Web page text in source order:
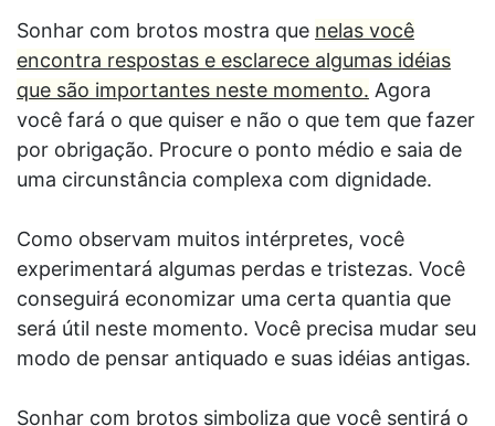
Sonhar com brotos mostra que nelas você
encontra respostas e esclarece algumas idéias
que são importantes neste momento. Agora
você fará o que quiser e não o que tem que fazer
por obrigação. Procure o ponto médio e saia de
uma circunstância complexa com dignidade.
Como observam muitos intérpretes, você
experimentará algumas perdas e tristezas. Você
conseguirá economizar uma certa quantia que
será útil neste momento. Você precisa mudar seu
modo de pensar antiquado e suas idéias antigas.
Sonhar com brotos simboliza que você sentirá o